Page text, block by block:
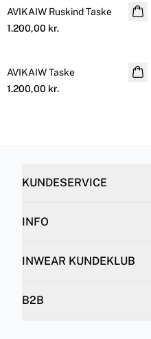
NYHED
AVIKAIW Ruskind Taske
1.200,00 kr.
NYHED
AVIKAIW Taske
1.200,00 kr.
KUNDESERVICE
INFO
INWEAR KUNDEKLUB
B2B